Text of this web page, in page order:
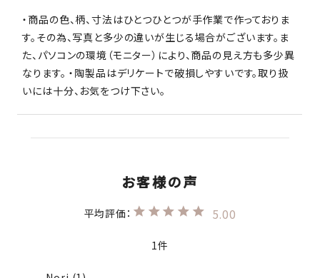
・商品の色、柄、寸法はひとつひとつが手作業で作っておりま
す。その為、写真と多少の違いが生じる場合がございます。ま
た、パソコンの環境（モニター）により、商品の見え方も多少異
なります。 ・陶製品はデリケートで破損しやすいです。取り扱
いには十分、お気をつけ下さい。
5.00
1